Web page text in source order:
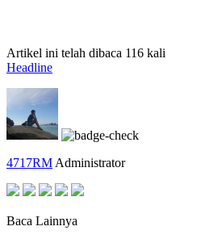
Artikel ini telah dibaca 116 kali
Headline
4717RM Administrator
Baca Lainnya